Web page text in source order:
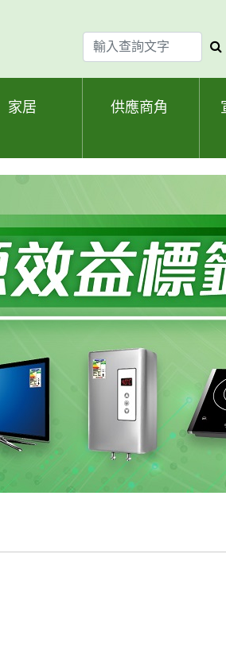
輸
入
查
查
字
家居 供應商角